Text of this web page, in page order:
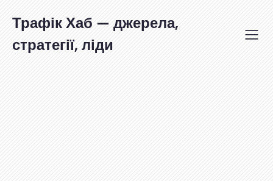
вмісту
Трафік Хаб — джерела,
стратегії, ліди